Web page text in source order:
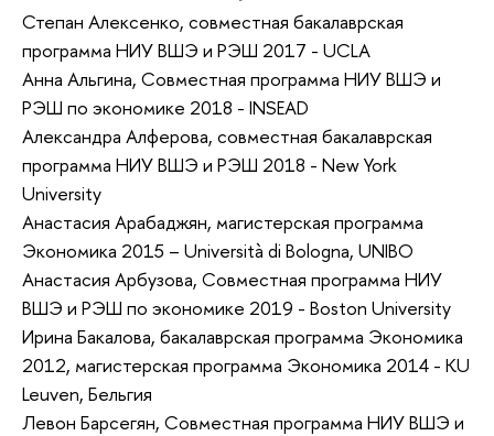
Степан Алексенко, совместная бакалаврская
программа НИУ ВШЭ и РЭШ 2017 - UCLA
Анна Альгина, Совместная программа НИУ ВШЭ и
РЭШ по экономике 2018 - INSEAD
Александра Алферова, совместная бакалаврская
программа НИУ ВШЭ и РЭШ 2018 - New York
University
Анастасия Арабаджян, магистерская программа
Экономика 2015 – Università di Bologna, UNIBO
Анастасия Арбузова, Совместная программа НИУ
ВШЭ и РЭШ по экономике 2019 - Boston University
Ирина Бакалова, бакалаврская программа Экономика
2012, магистерская программа Экономика 2014 - KU
Leuven, Бельгия
Левон Барсегян, Совместная программа НИУ ВШЭ и